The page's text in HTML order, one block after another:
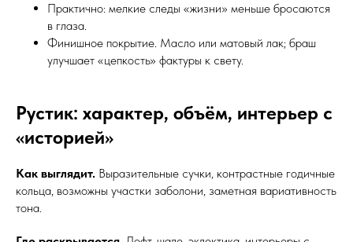
Практично: мелкие следы «жизни» меньше бросаются
в глаза.
Финишное покрытие. Масло или матовый лак; браш
улучшает «цепкость» фактуры к свету.
Рустик: характер, объём, интерьер с
«историей»
Как выглядит. Выразительные сучки, контрастные годичные
кольца, возможны участки заболони, заметная вариативность
тона.